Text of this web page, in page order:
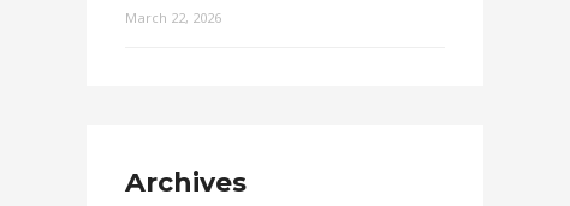
March 22, 2026
Archives